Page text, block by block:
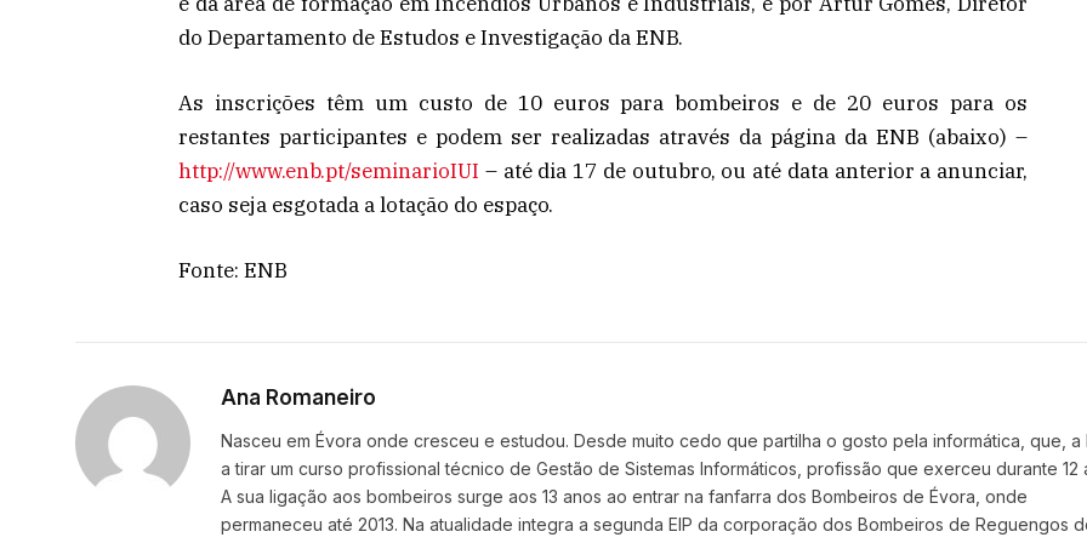
do Departamento de Estudos e Investigação da ENB.
As inscrições têm um custo de 10 euros para bombeiros e de 20 euros para os
restantes participantes e podem ser realizadas através da página da ENB (abaixo) –
http://www.enb.pt/seminarioIUI – até dia 17 de outubro, ou até data anterior a anunciar,
caso seja esgotada a lotação do espaço.
Fonte: ENB
Ana Romaneiro
Nasceu em Évora onde cresceu e estudou. Desde muito cedo que partilha o gosto pela informática, que, a
a tirar um curso profissional técnico de Gestão de Sistemas Informáticos, profissão que exerceu durante 12
A sua ligação aos bombeiros surge aos 13 anos ao entrar na fanfarra dos Bombeiros de Évora, onde
permaneceu até 2013. Na atualidade integra a segunda EIP da corporação dos Bombeiros de Reguengos